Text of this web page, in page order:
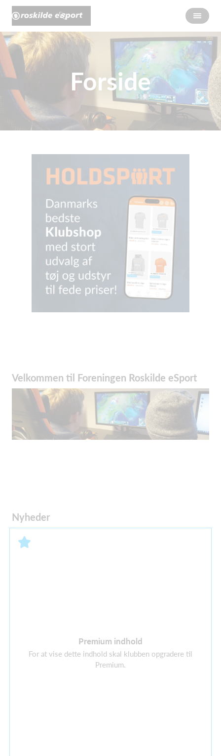
Forside
Velkommen til Foreningen Roskilde eSport
Nyheder
Premium indhold
For at vise dette indhold skal klubben opgradere til
Premium.